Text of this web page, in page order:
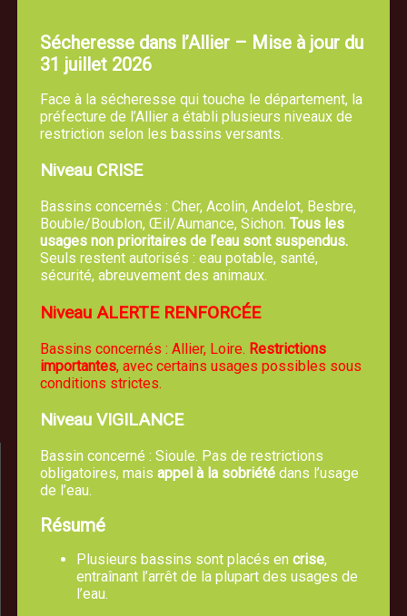
Mairie de TREVOL
5, route de Moulins 03460 Trévol
04 70 42 61 44
Nous écrire un email
Horaires d'Ouverture
Sécheresse dans l’Allier – Mise à jour du
31 juillet 2026
Face à la sécheresse qui touche le département, la
préfecture de l’Allier a établi plusieurs niveaux de
restriction selon les bassins versants.
Niveau CRISE
Bassins concernés : Cher, Acolin, Andelot, Besbre,
Bouble/Boublon, Œil/Aumance, Sichon. Tous les
usages non prioritaires de l’eau sont suspendus.
Seuls restent autorisés : eau potable, santé,
sécurité, abreuvement des animaux.
Niveau ALERTE RENFORCÉE
Bassins concernés : Allier, Loire. Restrictions
importantes, avec certains usages possibles sous
conditions strictes.
Niveau VIGILANCE
Bassin concerné : Sioule. Pas de restrictions
obligatoires, mais appel à la sobriétédans l’usage
de l’eau.
Résumé
Plusieurs bassins sont placés en crise,
entraînant l’arrêt de la plupart des usages de
l’eau.